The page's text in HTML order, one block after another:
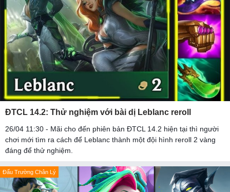
ĐTCL 14.2: Thử nghiệm với bài dị Leblanc reroll
26/04 11:30 - Mãi cho đến phiên bản ĐTCL 14.2 hiện tại thì người
chơi mới tìm ra cách để Leblanc thành một đội hình reroll 2 vàng
đáng để thử nghiệm.
Đấu Trường Chân Lý